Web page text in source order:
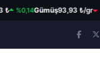
%0,14Gümüş93,93 ₺/gr